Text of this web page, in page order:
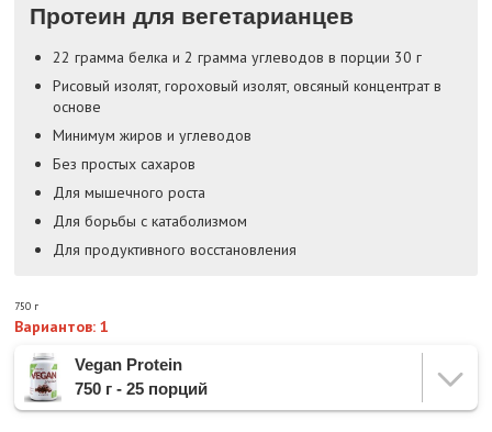
Протеин для вегетарианцев
22 грамма белка и 2 грамма углеводов в порции 30 г
Рисовый изолят, гороховый изолят, овсяный концентрат в
основе
Минимум жиров и углеводов
Без простых сахаров
Для мышечного роста
Для борьбы с катаболизмом
Для продуктивного восстановления
750 г
Вариантов: 1
Vegan Protein
750 г - 25 порций